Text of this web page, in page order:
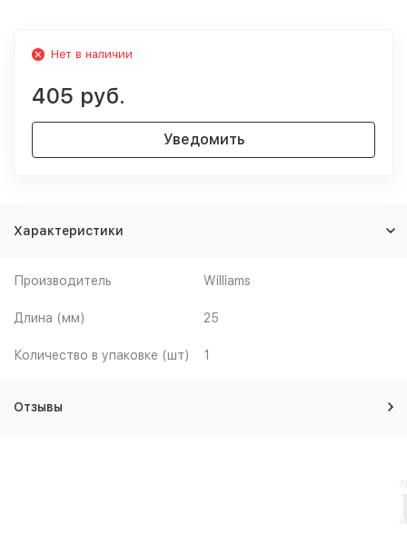
Нет в наличии
405 руб.
Уведомить
Характеристики
Производитель Williams
Длина (мм) 25
Количество в упаковке (шт) 1
Отзывы